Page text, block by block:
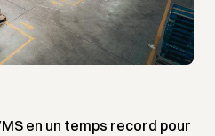
en un temps record pour